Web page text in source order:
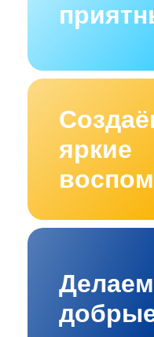
яркие
Делаем